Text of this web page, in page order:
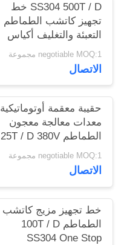
حالات
اطلب
اقتباس
خريطة
الموقع
سياسة
الخصوصية
SS304 500T / D خط
تجهيز كاتشب الطماطم
التعبئة والتغليف أكياس
معقمة
negotiable MOQ:1 مجموعة
الاتصال
حقيبة معقمة أوتوماتيكية
معدات معالجة معجون
الطماطم 25T / D 380V
negotiable MOQ:1 مجموعة
الاتصال
خط تجهيز مزيج كاتشب
الطماطم 100T / D
SS304 One Stop